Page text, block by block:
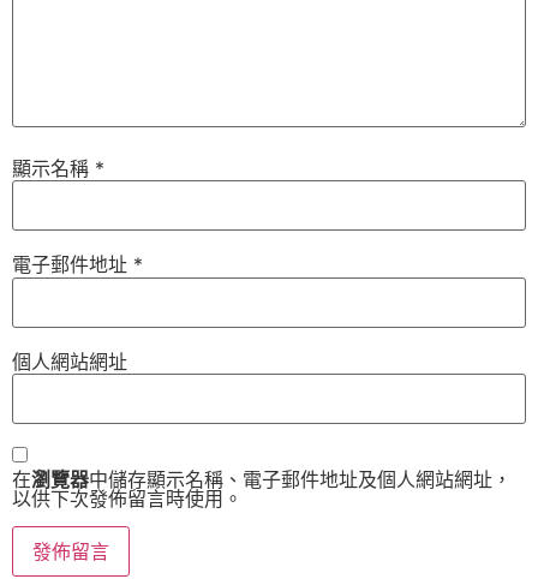
顯示名稱 *
電子郵件地址 *
個人網站網址
在瀏覽器中儲存顯示名稱、電子郵件地址及個人網站網址，
以供下次發佈留言時使用。